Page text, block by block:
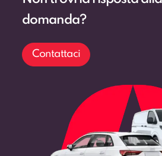
domanda?
Contattaci